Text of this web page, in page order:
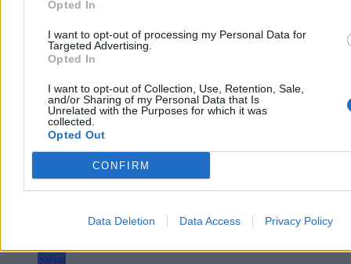
Opted In
I want to opt-out of processing my Personal Data for
Targeted Advertising.
Opted In
I want to opt-out of Collection, Use, Retention, Sale,
and/or Sharing of my Personal Data that Is
Unrelated with the Purposes for which it was
collected.
Opted Out
CONFIRM
Data Deletion Data Access Privacy Policy
Wczoraj 20:34
Reklama